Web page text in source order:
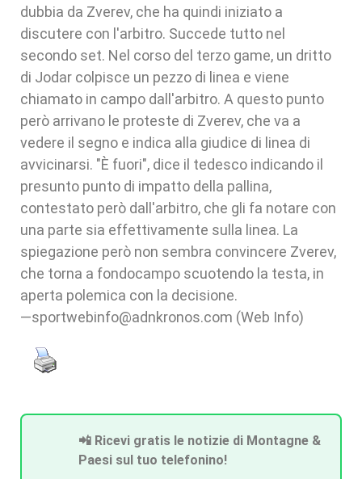
dubbia da Zverev, che ha quindi iniziato a
discutere con l'arbitro. Succede tutto nel
secondo set. Nel corso del terzo game, un dritto
di Jodar colpisce un pezzo di linea e viene
chiamato in campo dall'arbitro. A questo punto
però arrivano le proteste di Zverev, che va a
vedere il segno e indica alla giudice di linea di
avvicinarsi. "È fuori", dice il tedesco indicando il
presunto punto di impatto della pallina,
contestato però dall'arbitro, che gli fa notare con
una parte sia effettivamente sulla linea. La
spiegazione però non sembra convincere Zverev,
che torna a fondocampo scuotendo la testa, in
aperta polemica con la decisione.
—sportwebinfo@adnkronos.com (Web Info)
📲 Ricevi gratis le notizie di Montagne &
Paesi sul tuo telefonino!